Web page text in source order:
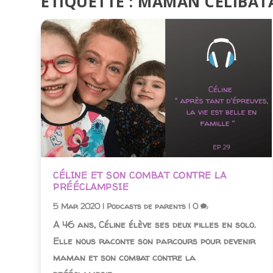
CÉLINE ET SON COMBAT CONTRE LA
PRÉÉCLAMPSIE
5 Mar 2020| Podcasts de parents |0
A 46 ans, Céline élève ses deux filles en solo.
Elle nous raconte son parcours pour devenir
maman et son combat contre la